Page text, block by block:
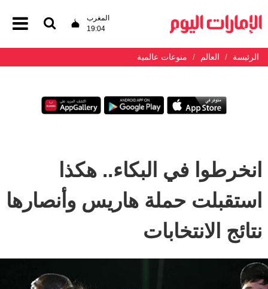
المغرب
19:04
الرئيسة العالم منوعات عالمية
انخرطوا في البكاء.. هكذا
استقبلت حملة هاريس وأنصارها
نتائج الانتخابات